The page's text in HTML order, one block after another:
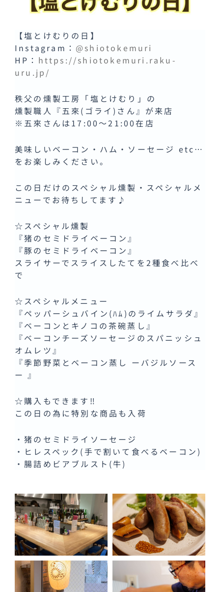
【塩とけむりの日】
Instagram： @shiotokemuri
HP： https://shiotokemuri.raku-
uru.jp/
秩父の燻製工房「塩とけむり」の
燻製職人『五來(ゴライ)さん』が来店
※五來さんは17:00～21:00在店
美味しいベーコン・ハム・ソーセージ etc…
をお楽しみください。
この日だけのスペシャル燻製・スペシャルメ
ニューでお待ちしてます♪
☆スペシャル燻製
『猪のセミドライベーコン』
『豚のセミドライベーコン』
スライサーでスライスしたてを2種食べ比べ
で
☆スペシャルメニュー
『ペッパーシュバイン(ﾊﾑ)のライムサラダ』
『ベーコンとキノコの茶碗蒸し』
『ベーコンチーズソーセージのスパニッシュ
オムレツ』
『季節野菜とベーコン蒸し ーバジルソース
ー 』
☆購入もできます‼
この日の為に特別な商品も入荷
・猪のセミドライソーセージ
・ヒレスペック(手で割いて食べるベーコン)
・腸詰めビアブルスト(牛)